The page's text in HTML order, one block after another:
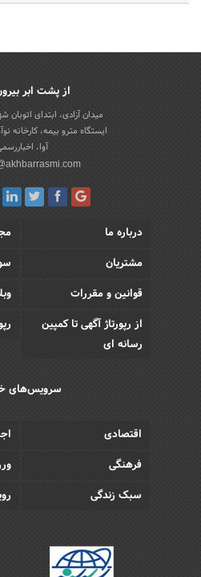
از پشت ابر
میدان آزادی، ابتدای
ایستگاه مترو بیمه، کارخانه
آوا،
درباره ما
مشتریان
قوانین و مقررات
از رپورتاژ آگهی تا کمپین
رسانه ای
سرویس‌های
اقتصادی
فرهنگی
سبک زندگی